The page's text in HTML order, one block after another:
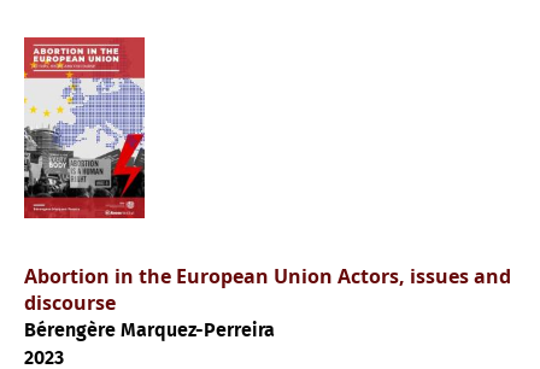
Abortion in the European Union Actors, issues and
discourse
Bérengère Marquez-Perreira
2023